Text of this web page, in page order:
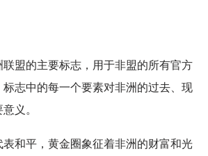
盟的主要标志，用于非盟的所有官方
志中的每一个要素对非洲的过去、现
义。
和平，黄金圈象征着非洲的财富和光